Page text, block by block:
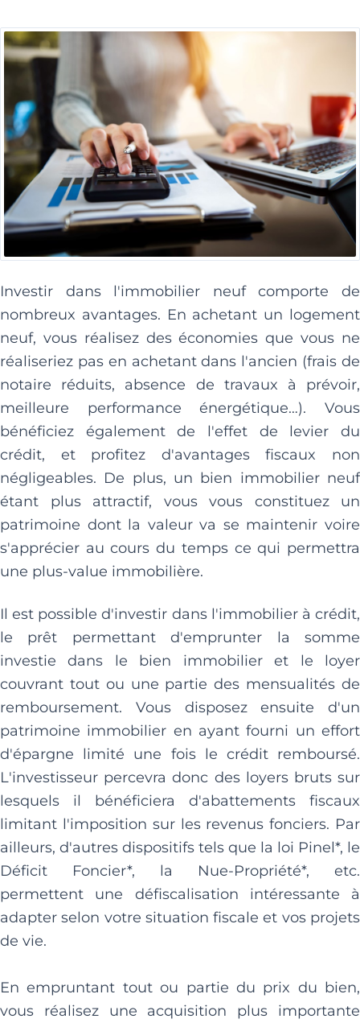
Investir dans l'immobilier neuf comporte de
nombreux avantages. En achetant un logement
neuf, vous réalisez des économies que vous ne
réaliseriez pas en achetant dans l'ancien (frais de
notaire réduits, absence de travaux à prévoir,
meilleure performance énergétique…). Vous
bénéficiez également de l'effet de levier du
crédit, et profitez d'avantages fiscaux non
négligeables. De plus, un bien immobilier neuf
étant plus attractif, vous vous constituez un
patrimoine dont la valeur va se maintenir voire
s'apprécier au cours du temps ce qui permettra
une plus-value immobilière.
Il est possible d'investir dans l'immobilier à crédit,
le prêt permettant d'emprunter la somme
investie dans le bien immobilier et le loyer
couvrant tout ou une partie des mensualités de
remboursement. Vous disposez ensuite d'un
patrimoine immobilier en ayant fourni un effort
d'épargne limité une fois le crédit remboursé.
L'investisseur percevra donc des loyers bruts sur
lesquels il bénéficiera d'abattements fiscaux
limitant l'imposition sur les revenus fonciers. Par
ailleurs, d'autres dispositifs tels que la loi Pinel*, le
Déficit Foncier*, la Nue-Propriété*, etc.
permettent une défiscalisation intéressante à
adapter selon votre situation fiscale et vos projets
de vie.
En empruntant tout ou partie du prix du bien,
vous réalisez une acquisition plus importante